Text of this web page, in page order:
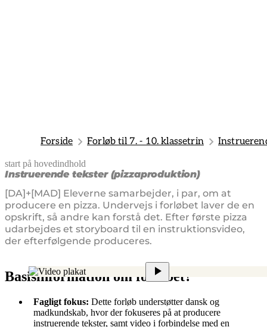
Forside Forløb til 7. - 10. klassetrin
start på hovedindhold
Instruerende tekster (pizzaproduktion)
[DA]+[MAD] Eleverne samarbejder, i par, om at
producere en pizza. Undervejs i forløbet laver de en
opskrift, så andre kan forstå det. Efter første pizza
udarbejdes et storyboard til en instruktionsvideo,
der efterfølgende produceres.
senest opdateret 21. marts 2025
Basisinformation om forløbet?
Fagligt fokus: Dette forløb understøtter dansk og
madkundskab, hvor der fokuseres på at producere
instruerende tekster, samt video i forbindelse med en